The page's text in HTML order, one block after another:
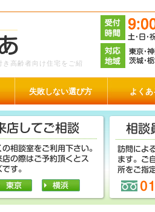
高齢者向け住宅をご紹
失敗しない選び方 よくあ